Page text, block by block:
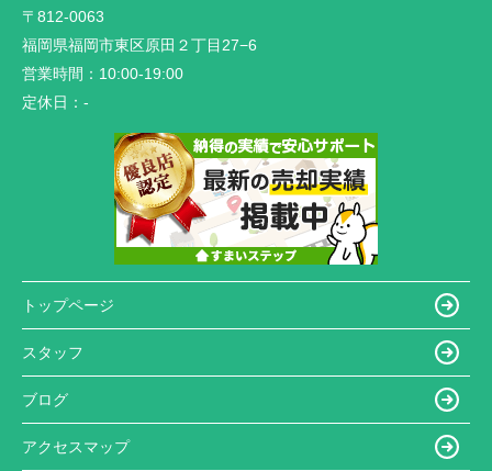
〒812-0063
福岡県福岡市東区原田２丁目27−6
営業時間： 10:00-19:00
定休日： -
トップページ
スタッフ
ブログ
アクセスマップ